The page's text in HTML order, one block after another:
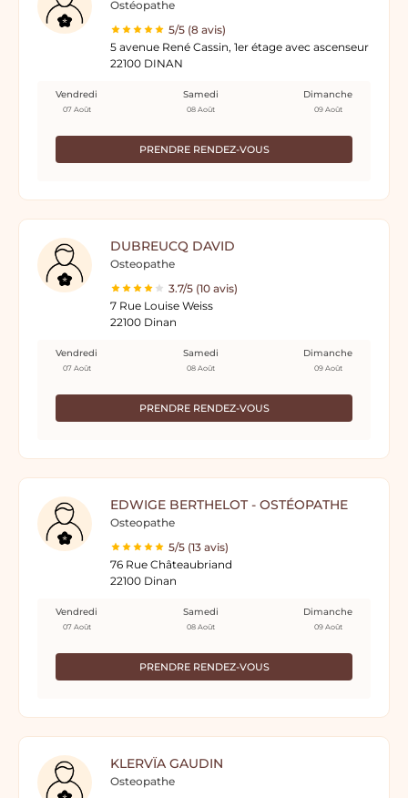
Ostéopathe
5/5 (8 avis)
5 avenue René Cassin, 1er étage avec ascenseur
22100 DINAN
PRENDRE RENDEZ-VOUS
Vendredi
07 Août
Samedi
08 Août
Dimanche
09 Août
DUBREUCQ DAVID
Osteopathe
3.7/5 (10 avis)
7 Rue Louise Weiss
22100 Dinan
PRENDRE RENDEZ-VOUS
Vendredi
07 Août
Samedi
08 Août
Dimanche
09 Août
EDWIGE BERTHELOT - OSTÉOPATHE
Osteopathe
5/5 (13 avis)
76 Rue Châteaubriand
22100 Dinan
PRENDRE RENDEZ-VOUS
Vendredi
07 Août
Samedi
08 Août
Dimanche
09 Août
KLERVÏA GAUDIN
Osteopathe